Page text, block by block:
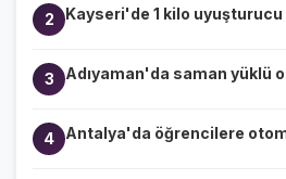
2 Kayseri'de 1 kilo uyuşturucu
3 Adıyaman'da saman yüklü
4 Antalya'da öğrencilere